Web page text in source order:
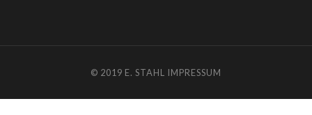
© 2019 E. STAHL IMPRESSUM